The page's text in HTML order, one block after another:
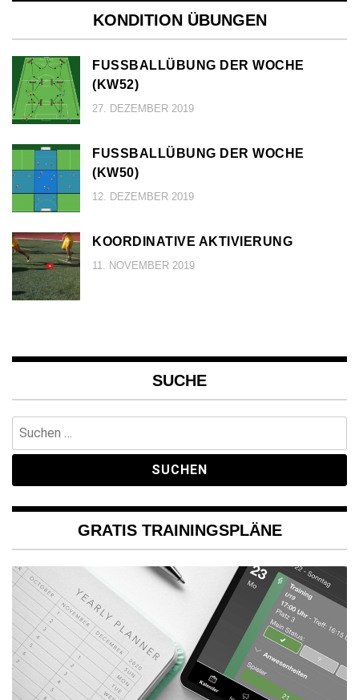
KONDITION ÜBUNGEN
FUSSBALLÜBUNG DER WOCHE (
KW52)
27. DEZEMBER 2019
FUSSBALLÜBUNG DER WOCHE (
KW50)
12. DEZEMBER 2019
KOORDINATIVE AKTIVIERUNG
11. NOVEMBER 2019
SUCHE
nach:
GRATIS TRAININGSPLÄNE